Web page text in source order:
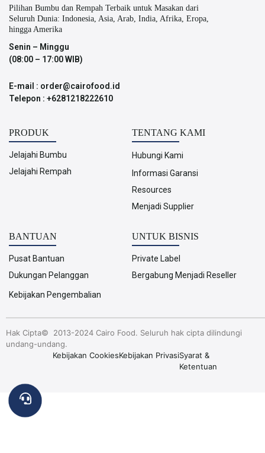
Pilihan Bumbu dan Rempah Terbaik untuk Masakan dari
Seluruh Dunia: Indonesia, Asia, Arab, India, Afrika, Eropa,
hingga Amerika
Senin – Minggu
(08:00 – 17:00 WIB)
E-mail : order@cairofood.id
Telepon : +6281218222610
PRODUK
Jelajahi Bumbu
Jelajahi Rempah
TENTANG KAMI
Hubungi Kami
Informasi Garansi
Resources
Menjadi Supplier
BANTUAN
Pusat Bantuan
Dukungan Pelanggan
Kebijakan Pengembalian
UNTUK BISNIS
Private Label
Bergabung Menjadi Reseller
Hak Cipta© 2013-2024 Cairo Food. Seluruh hak cipta dilindungi
undang-undang.
Kebijakan CookiesKebijakan PrivasiSyarat &
Ketentuan